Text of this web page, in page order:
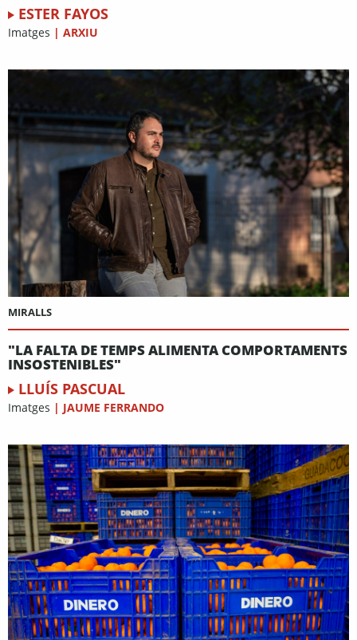
ESTER FAYOS
Imatges | ARXIU
MIRALLS
"LA FALTA DE TEMPS ALIMENTA COMPORTAMENTS
INSOSTENIBLES"
LLUÍS PASCUAL
Imatges | JAUME FERRANDO